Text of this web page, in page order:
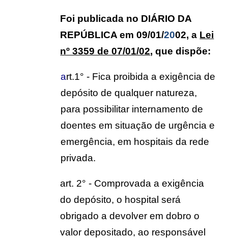
Foi publicada no DIÁRIO DA
REPÚBLICA em 09/01/2002, a Lei
nº 3359 de 07/01/02, que dispõe:
art.1° - Fica proibida a exigência de
depósito de qualquer natureza,
para possibilitar internamento de
doentes em situação de urgência e
emergência, em hospitais da rede
privada.
art. 2° - Comprovada a exigência
do depósito, o hospital será
obrigado a devolver em dobro o
valor depositado, ao responsável